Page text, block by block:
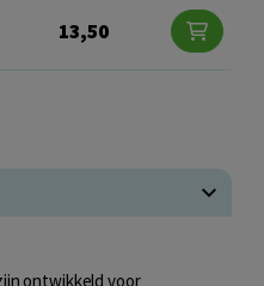
13,50
ontwikkeld voor